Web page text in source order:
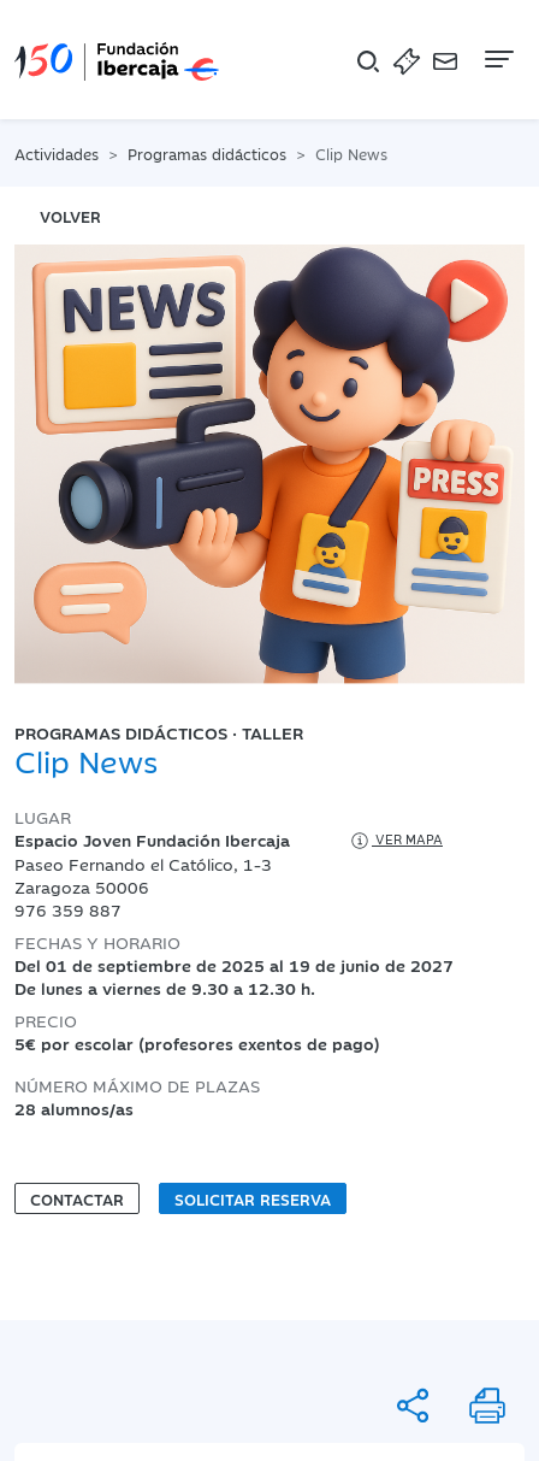
Actividades Programas didácticos Clip News
VOLVER
PROGRAMAS DIDÁCTICOS · TALLER
Clip News
LUGAR
Espacio Joven Fundación Ibercaja
VER MAPA
Paseo Fernando el Católico, 1-3
Zaragoza 50006
976 359 887
FECHAS Y HORARIO
Del 01 de septiembre de 2025 al 19 de junio de 2027
De lunes a viernes de 9.30 a 12.30 h.
PRECIO
5€ por escolar (profesores exentos de pago)
NÚMERO MÁXIMO DE PLAZAS
28 alumnos/as
CONTACTAR SOLICITAR RESERVA